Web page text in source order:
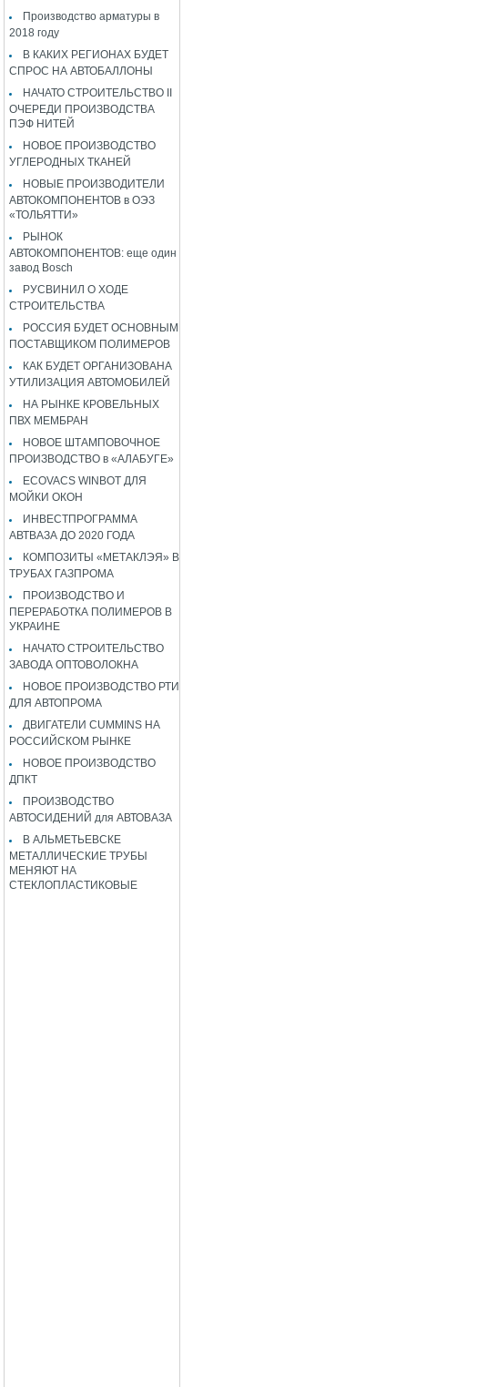
Производство арматуры в
2018 году
В КАКИХ РЕГИОНАХ БУДЕТ
СПРОС НА АВТОБАЛЛОНЫ
НАЧАТО СТРОИТЕЛЬСТВО II
ОЧЕРЕДИ ПРОИЗВОДСТВА
ПЭФ НИТЕЙ
НОВОЕ ПРОИЗВОДСТВО
УГЛЕРОДНЫХ ТКАНЕЙ
НОВЫЕ ПРОИЗВОДИТЕЛИ
АВТОКОМПОНЕНТОВ в ОЭЗ
«ТОЛЬЯТТИ»
РЫНОК
АВТОКОМПОНЕНТОВ: еще один
завод Bosch
РУСВИНИЛ О ХОДЕ
СТРОИТЕЛЬСТВА
РОССИЯ БУДЕТ ОСНОВНЫМ
ПОСТАВЩИКОМ ПОЛИМЕРОВ
КАК БУДЕТ ОРГАНИЗОВАНА
УТИЛИЗАЦИЯ АВТОМОБИЛЕЙ
НА РЫНКЕ КРОВЕЛЬНЫХ
ПВХ МЕМБРАН
НОВОЕ ШТАМПОВОЧНОЕ
ПРОИЗВОДСТВО в «АЛАБУГЕ»
ECOVACS WINBOT ДЛЯ
МОЙКИ ОКОН
ИНВЕСТПРОГРАММА
АВТВАЗА ДО 2020 ГОДА
КОМПОЗИТЫ «МЕТАКЛЭЯ» В
ТРУБАХ ГАЗПРОМА
ПРОИЗВОДСТВО И
ПЕРЕРАБОТКА ПОЛИМЕРОВ В
УКРАИНЕ
НАЧАТО СТРОИТЕЛЬСТВО
ЗАВОДА ОПТОВОЛОКНА
НОВОЕ ПРОИЗВОДСТВО РТИ
ДЛЯ АВТОПРОМА
ДВИГАТЕЛИ CUMMINS НА
РОССИЙСКОМ РЫНКЕ
НОВОЕ ПРОИЗВОДСТВО
ДПКТ
ПРОИЗВОДСТВО
АВТОСИДЕНИЙ для АВТОВАЗА
В АЛЬМЕТЬЕВСКЕ
МЕТАЛЛИЧЕСКИЕ ТРУБЫ
МЕНЯЮТ НА
СТЕКЛОПЛАСТИКОВЫЕ